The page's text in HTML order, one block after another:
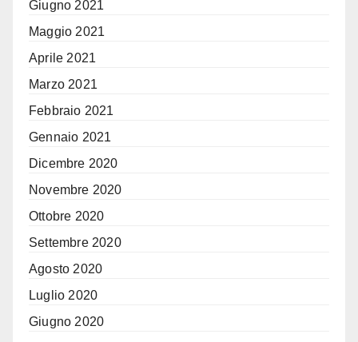
Giugno 2021
Maggio 2021
Aprile 2021
Marzo 2021
Febbraio 2021
Gennaio 2021
Dicembre 2020
Novembre 2020
Ottobre 2020
Settembre 2020
Agosto 2020
Luglio 2020
Giugno 2020